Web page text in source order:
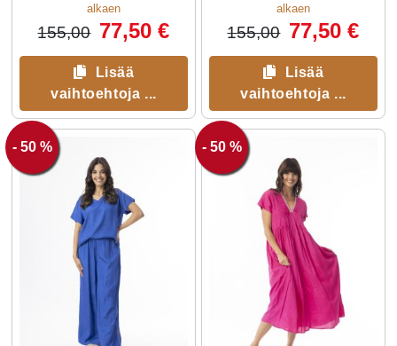
alkaen
155,00 77,50 €
Lisää
vaihtoehtoja ...
alkaen
155,00 77,50 €
Lisää
vaihtoehtoja ...
- 50 % - 50 %